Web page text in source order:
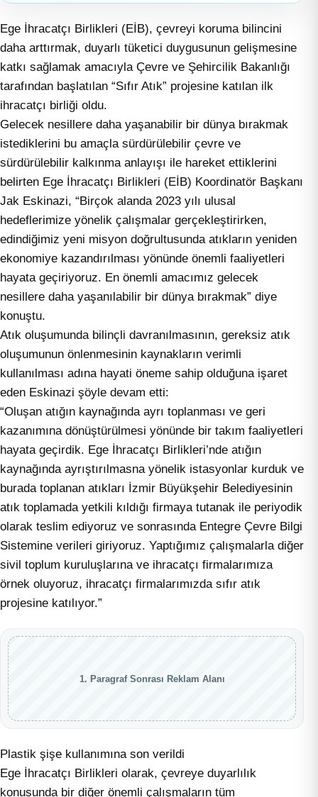
Ege İhracatçı Birlikleri (EİB), çevreyi koruma bilincini
daha arttırmak, duyarlı tüketici duygusunun gelişmesine
katkı sağlamak amacıyla Çevre ve Şehircilik Bakanlığı
tarafından başlatılan “Sıfır Atık” projesine katılan ilk
ihracatçı birliği oldu.
Gelecek nesillere daha yaşanabilir bir dünya bırakmak
istediklerini bu amaçla sürdürülebilir çevre ve
sürdürülebilir kalkınma anlayışı ile hareket ettiklerini
belirten Ege İhracatçı Birlikleri (EİB) Koordinatör Başkanı
Jak Eskinazi, “Birçok alanda 2023 yılı ulusal
hedeflerimize yönelik çalışmalar gerçekleştirirken,
edindiğimiz yeni misyon doğrultusunda atıkların yeniden
ekonomiye kazandırılması yönünde önemli faaliyetleri
hayata geçiriyoruz. En önemli amacımız gelecek
nesillere daha yaşanılabilir bir dünya bırakmak” diye
konuştu.
Atık oluşumunda bilinçli davranılmasının, gereksiz atık
oluşumunun önlenmesinin kaynakların verimli
kullanılması adına hayati öneme sahip olduğuna işaret
eden Eskinazi şöyle devam etti:
“Oluşan atığın kaynağında ayrı toplanması ve geri
kazanımına dönüştürülmesi yönünde bir takım faaliyetleri
hayata geçirdik. Ege İhracatçı Birlikleri’nde atığın
kaynağında ayrıştırılmasna yönelik istasyonlar kurduk ve
burada toplanan atıkları İzmir Büyükşehir Belediyesinin
atık toplamada yetkili kıldığı firmaya tutanak ile periyodik
olarak teslim ediyoruz ve sonrasında Entegre Çevre Bilgi
Sistemine verileri giriyoruz. Yaptığımız çalışmalarla diğer
sivil toplum kuruluşlarına ve ihracatçı firmalarımıza
örnek oluyoruz, ihracatçı firmalarımızda sıfır atık
projesine katılıyor.”
1. Paragraf Sonrası Reklam Alanı
Plastik şişe kullanımına son verildi
Ege İhracatçı Birlikleri olarak, çevreye duyarlılık
konusunda bir diğer önemli çalışmaların tüm